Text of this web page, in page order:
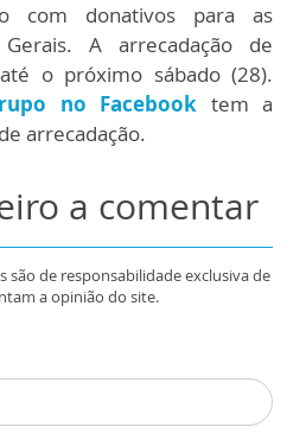
com donativos para as
A arrecadação de
o próximo sábado (28).
no Facebook tem a
arrecadação.
a comentar
são de responsabilidade exclusiva de
a opinião do site.